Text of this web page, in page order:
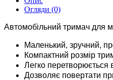
Огляди (0)
Автомобільний тримач для
Маленький, зручний,
Компактний розмір
Легко перетворюється
Дозволяє повертати